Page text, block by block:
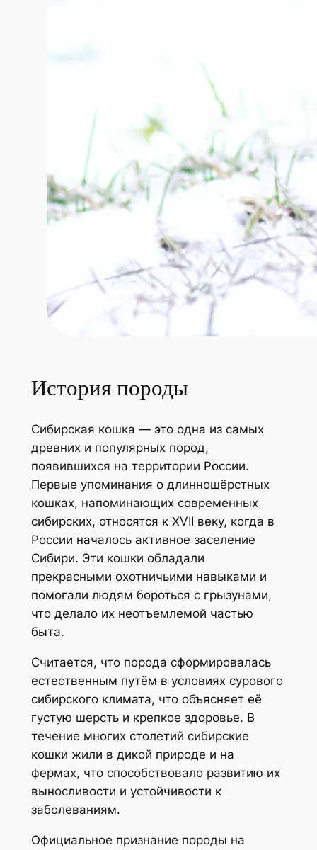
История породы
Сибирская кошка — это одна из самых
древних и популярных пород,
появившихся на территории России.
Первые упоминания о длинношёрстных
кошках, напоминающих современных
сибирских, относятся к XVII веку, когда в
России началось активное заселение
Сибири. Эти кошки обладали
прекрасными охотничьими навыками и
помогали людям бороться с грызунами,
что делало их неотъемлемой частью
быта.
Считается, что порода сформировалась
естественным путём в условиях сурового
сибирского климата, что объясняет её
густую шерсть и крепкое здоровье. В
течение многих столетий сибирские
кошки жили в дикой природе и на
фермах, что способствовало развитию их
выносливости и устойчивости к
заболеваниям.
Официальное признание породы на